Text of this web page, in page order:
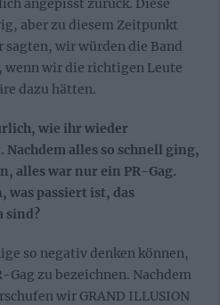
angepisst zurück. Diese
aber zu diesem Zeitpunkt
wir würden die Band
wenn wir die richtigen Leute
dazu hätten.
wie ihr wieder
alles so schnell ging,
alles war nur ein PR-Gag.
was passiert ist, das
sind?
so negativ denken können,
Gag zu bezeichnen. Nachdem
wir GRAND ILLUSION